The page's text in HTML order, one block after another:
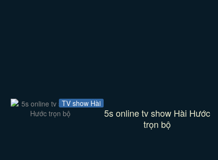
TV show Hài
5s online tv show Hài Hước
trọn bộ